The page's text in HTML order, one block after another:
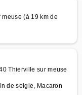
(à 19 km de
Thierville sur meuse
de seigle, Macaron